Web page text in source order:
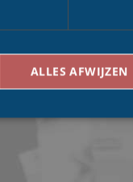
ALLES AFWIJZEN